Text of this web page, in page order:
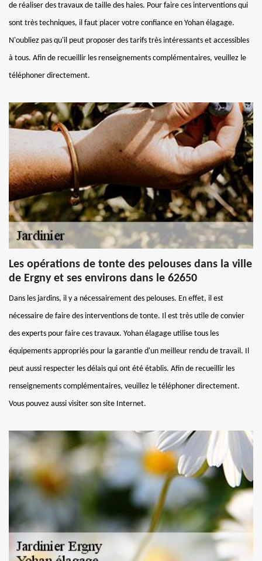
de réaliser des travaux de taille des haies. Pour faire ces interventions qui
sont très techniques, il faut placer votre confiance en Yohan élagage.
N'oubliez pas qu'il peut proposer des tarifs très intéressants et accessibles
à tous. Afin de recueillir les renseignements complémentaires, veuillez le
téléphoner directement.
Les opérations de tonte des pelouses dans la ville
de Ergny et ses environs dans le 62650
Dans les jardins, il y a nécessairement des pelouses. En effet, il est
nécessaire de faire des interventions de tonte. Il est très utile de convier
des experts pour faire ces travaux. Yohan élagage utilise tous les
équipements appropriés pour la garantie d'un meilleur rendu de travail. Il
peut aussi respecter les délais qui ont été établis. Afin de recueillir les
renseignements complémentaires, veuillez le téléphoner directement.
Vous pouvez aussi visiter son site Internet.